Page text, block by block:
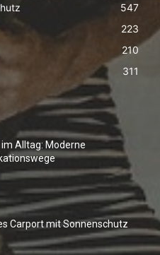
547
223
210
311
Alltag: Moderne
Carport mit Sonnenschutz